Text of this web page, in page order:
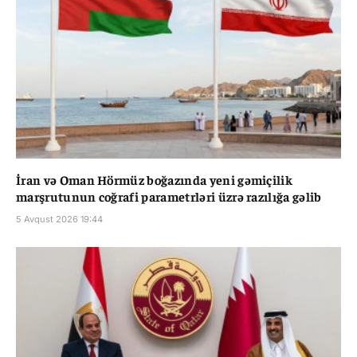
İran və Oman Hörmüz boğazında yeni gəmiçilik
marşrutunun coğrafi parametrləri üzrə razılığa gəlib
5 Avqust 2026 19:44